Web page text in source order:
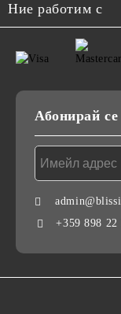
Ние работим с
Абонирай
+359 898 22